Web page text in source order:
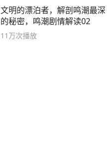
文明的漂泊者，解剖鸣潮最深
的秘密，鸣潮剧情解读02
11万次播放